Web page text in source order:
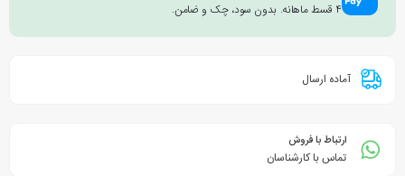
۴ قسط ماهانه. بدون سود، چک و ضامن.
آماده ارسال
ارتباط با فروش
تماس با کارشناسان